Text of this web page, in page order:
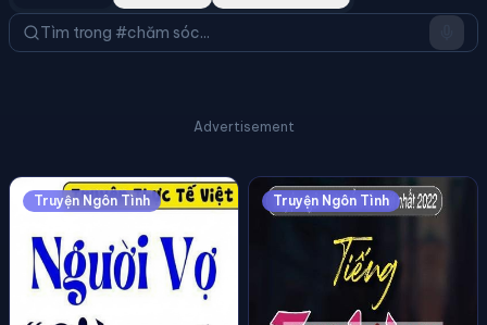
Advertisement
Truyện Ngôn Tình Truyện Ngôn Tình